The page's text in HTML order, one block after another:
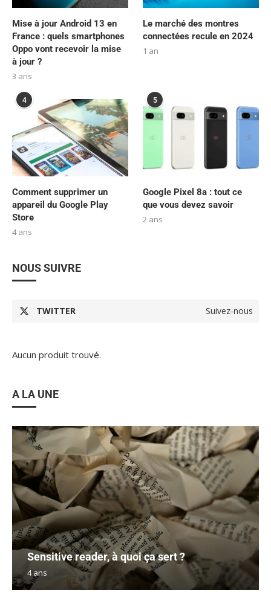
Mise à jour Android 13 en
France : quels smartphones
Oppo vont recevoir la mise
à jour ?
3 ans
Le marché des montres
connectées recule en 2024
1 an
4
Comment supprimer un
appareil du Google Play
Store
4 ans
5
Google Pixel 8a : tout ce
que vous devez savoir
2 ans
NOUS SUIVRE
TWITTER Suivez-nous
Aucun produit trouvé.
A LA UNE
Sensitive reader, à quoi ça sert ?
4 ans